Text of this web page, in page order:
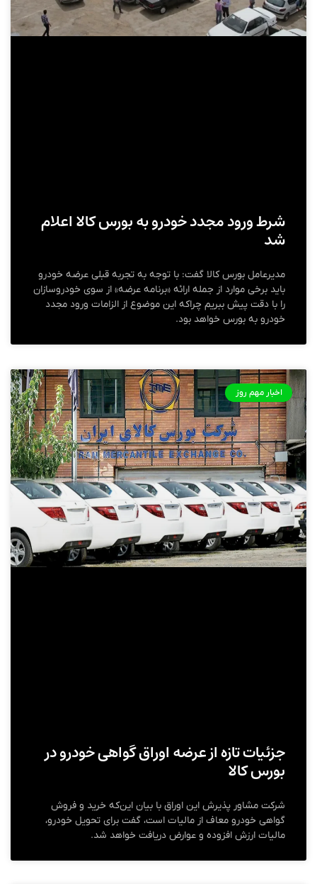
شرط ورود مجدد خودرو به بورس کالا اعلام
شد
مدیرعامل بورس کالا گفت: با توجه به تجربه قبلی عرضه خودرو
باید برخی موارد از جمله ارائه «برنامه عرضه» از سوی خودروسازان
را با دقت پیش ببریم چراکه این موضوع از الزامات ورود مجدد
خودرو به بورس خواهد بود.
اخبار مهم روز
جزئیات تازه از عرضه اوراق گواهی خودرو در
بورس کالا
شرکت مشاور پذیرش این اوراق با بیان این‌که خرید و فروش
گواهی خودرو معاف از مالیات است، گفت برای تحویل خودرو،
مالیات ارزش افزوده و عوارض دریافت خواهد شد.